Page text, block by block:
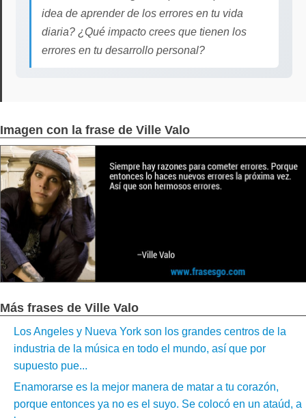
idea de aprender de los errores en tu vida
diaria? ¿Qué impacto crees que tienen los
errores en tu desarrollo personal?
Imagen con la frase de Ville Valo
Más frases de Ville Valo
Los Angeles y Nueva York son los grandes centros de la
industria de la música en todo el mundo, así que por
supuesto pue...
Enamorarse es la mejor manera de matar a tu corazón,
porque entonces ya no es el suyo. Se colocó en un ataúd, a